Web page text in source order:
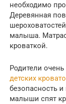
необходимо
Деревянная
малыша. Матрас
кроваткой.
Родители
детских
безопасность
малыши спят